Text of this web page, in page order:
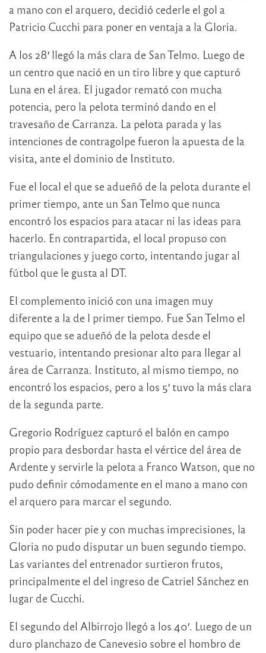
a mano con el arquero, decidió cederle el gol a
Patricio Cucchi para poner en ventaja a la Gloria.
A los 28′ llegó la más clara de San Telmo. Luego de
un centro que nació en un tiro libre y que capturó
Luna en el área. El jugador remató con mucha
potencia, pero la pelota terminó dando en el
travesaño de Carranza. La pelota parada y las
intenciones de contragolpe fueron la apuesta de la
visita, ante el dominio de Instituto.
Fue el local el que se adueñó de la pelota durante el
primer tiempo, ante un San Telmo que nunca
encontró los espacios para atacar ni las ideas para
hacerlo. En contrapartida, el local propuso con
triangulaciones y juego corto, intentando jugar al
fútbol que le gusta al DT.
El complemento inició con una imagen muy
diferente a la de l primer tiempo. Fue San Telmo el
equipo que se adueñó de la pelota desde el
vestuario, intentando presionar alto para llegar al
área de Carranza. Instituto, al mismo tiempo, no
encontró los espacios, pero a los 5′ tuvo la más clara
de la segunda parte.
Gregorio Rodríguez capturó el balón en campo
propio para desbordar hasta el vértice del área de
Ardente y servirle la pelota a Franco Watson, que no
pudo definir cómodamente en el mano a mano con
el arquero para marcar el segundo.
Sin poder hacer pie y con muchas imprecisiones, la
Gloria no pudo disputar un buen segundo tiempo.
Las variantes del entrenador surtieron frutos,
principalmente el del ingreso de Catriel Sánchez en
lugar de Cucchi.
El segundo del Albirrojo llegó a los 40′. Luego de un
duro planchazo de Canevesio sobre el hombro de